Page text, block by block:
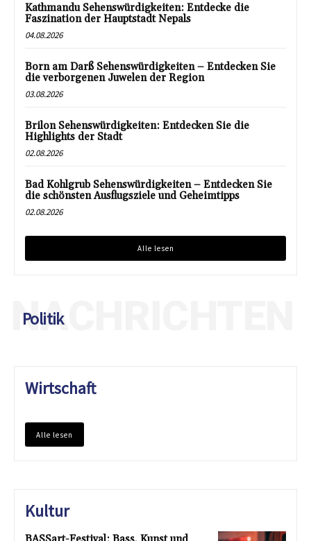
Kathmandu Sehenswürdigkeiten: Entdecke die
Faszination der Hauptstadt Nepals
04.08.2026
Born am Darß Sehenswürdigkeiten – Entdecken Sie
die verborgenen Juwelen der Region
03.08.2026
Brilon Sehenswürdigkeiten: Entdecken Sie die
Highlights der Stadt
02.08.2026
Bad Kohlgrub Sehenswürdigkeiten – Entdecken Sie
die schönsten Ausflugsziele und Geheimtipps
02.08.2026
Alle lesen
Politik
NACHRICHTEN
Wirtschaft
Alle lesen
Kultur